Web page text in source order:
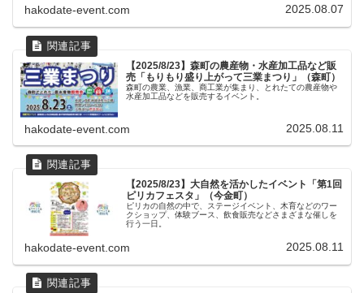
hakodate-event.com 2025.08.07
【2025/8/23】森町の農産物・水産加工品など販
売「もりもり盛り上がって三業まつり」（森町）
森町の農業、漁業、商工業が集まり、とれたての農産物や
水産加工品などを販売するイベント。
hakodate-event.com 2025.08.11
【2025/8/23】大自然を活かしたイベント「第1回
ピリカフェスタ」（今金町）
ピリカの自然の中で、ステージイベント、木育などのワー
クショップ、体験ブース、飲食販売などさまざまな催しを
行う一日。
hakodate-event.com 2025.08.11